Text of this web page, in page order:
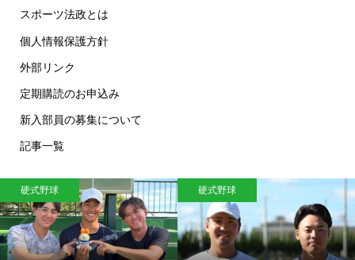
スポーツ法政とは
個人情報保護方針
外部リンク
定期購読のお申込み
新入部員の募集について
記事一覧
硬式野球 硬式野球